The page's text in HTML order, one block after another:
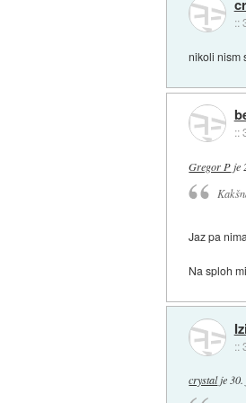
::
nikoli nism
::
Gregor P je
Jaz pa
Na sploh
Izi
::
crystalje